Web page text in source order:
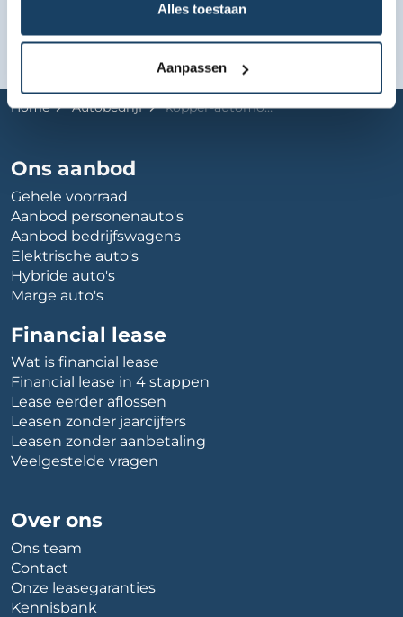
Alles toestaan
Aanpassen
Home Autobedrijf kopper-automotive
Ons aanbod
Gehele voorraad
Aanbod personenauto's
Aanbod bedrijfswagens
Elektrische auto's
Hybride auto's
Marge auto's
Financial lease
Wat is financial lease
Financial lease in 4 stappen
Lease eerder aflossen
Leasen zonder jaarcijfers
Leasen zonder aanbetaling
Veelgestelde vragen
Over ons
Ons team
Contact
Onze leasegaranties
Kennisbank